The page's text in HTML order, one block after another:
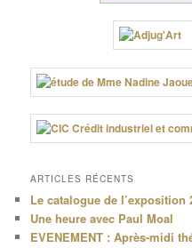
ARTICLES RÉCENTS
Le catalogue de l’exposition
Une heure avec Paul Moal
EVENEMENT : Après-midi